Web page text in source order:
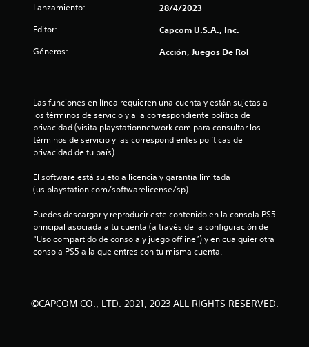
Lanzamiento: 28/4/2023
Editor: Capcom U.S.A., Inc.
Géneros: Acción, Juegos De Rol
Las funciones en línea requieren una cuenta y están sujetas a
los términos de servicio y a la correspondiente política de
privacidad (visita playstationnetwork.com para consultar los
términos de servicio y las correspondientes políticas de
privacidad de tu país).
El software está sujeto a licencia y garantía limitada
(us.playstation.com/softwarelicense/sp).
Puedes descargar y reproducir este contenido en la consola PS5
principal asociada a tu cuenta (a través de la configuración de
“Uso compartido de consola y juego offline”) y en cualquier otra
consola PS5 a la que entres con tu misma cuenta.
©CAPCOM CO., LTD. 2021, 2023 ALL RIGHTS RESERVED.